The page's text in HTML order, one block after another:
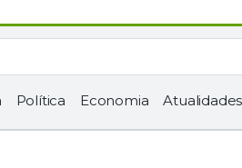
Política Economia Atualidades